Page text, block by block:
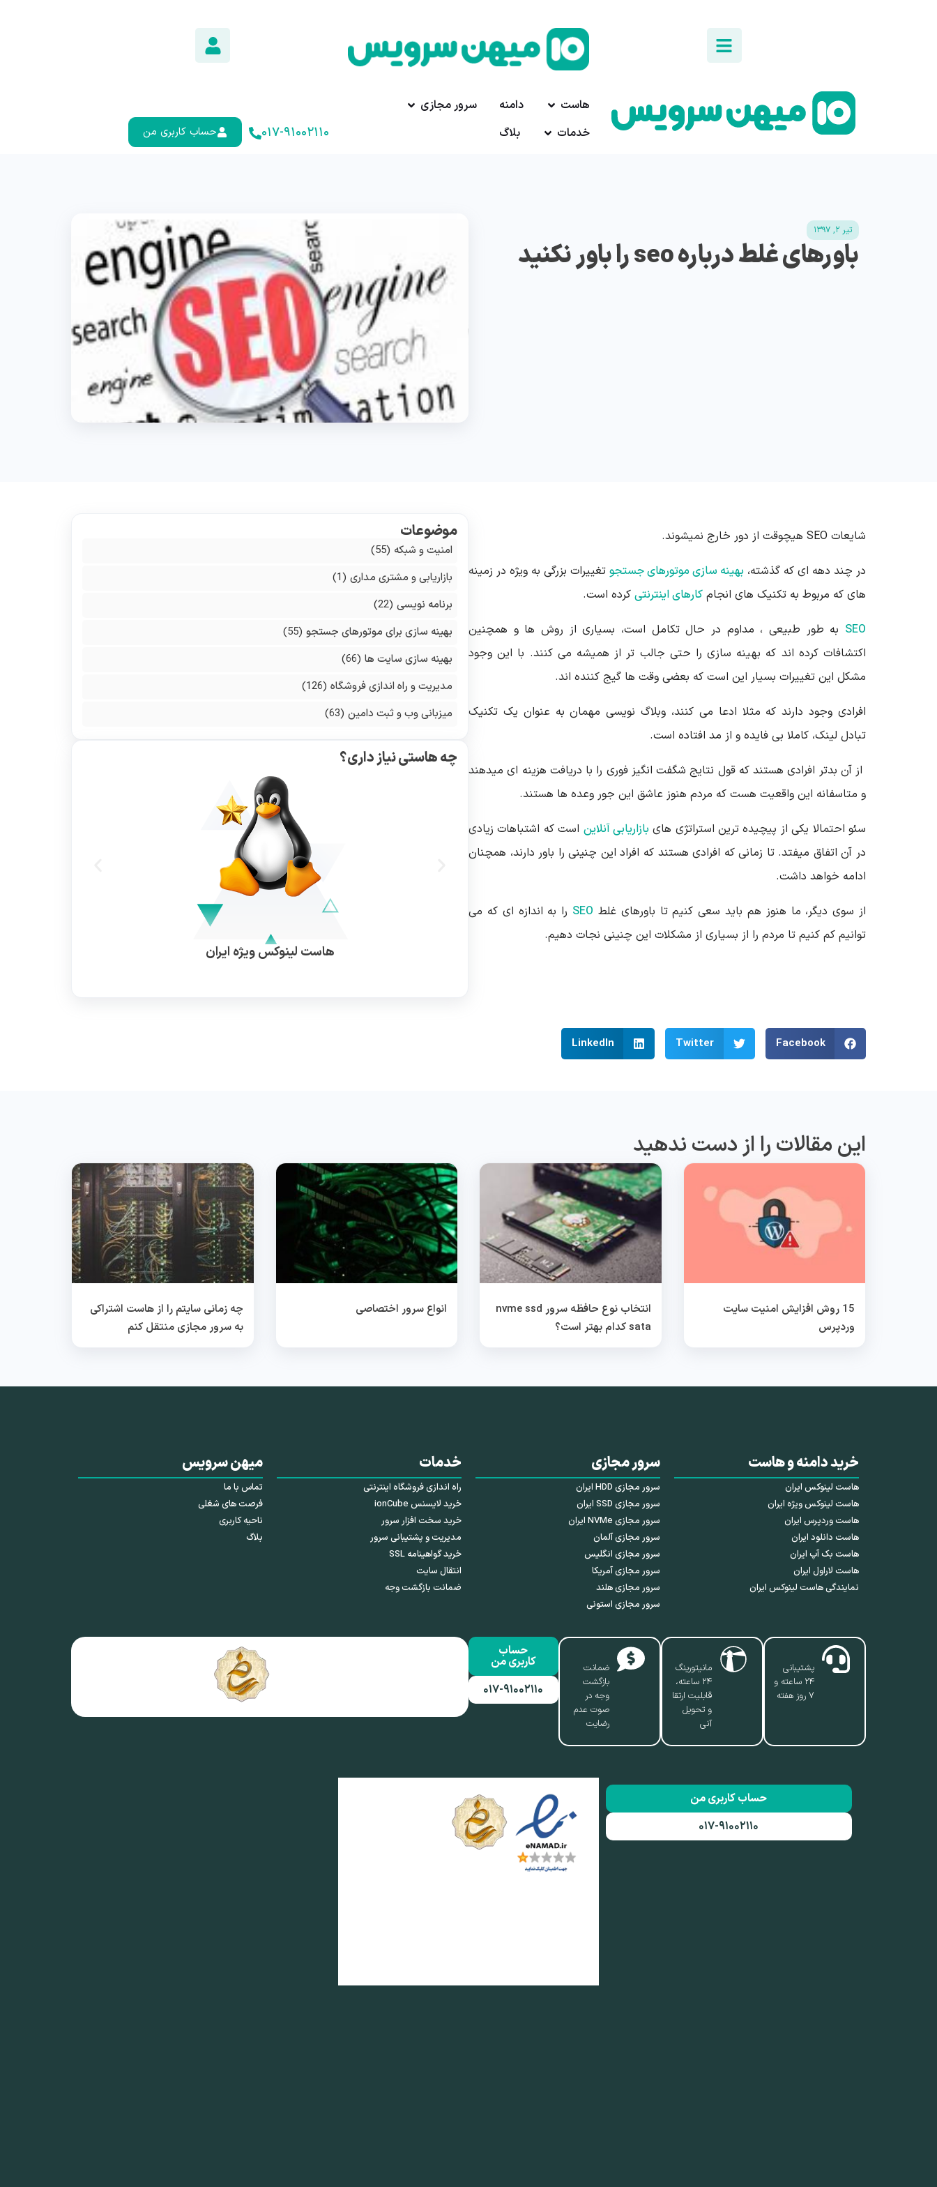
هاست دامنه
سرور مجازی
خدمات
بلاگ ۰۱۷-۹۱۰۰۲۱۱۰ حساب کاربری من
تیر ۲, ۱۳۹۷
باورهای غلط درباره seo را باور نکنید
شایعات SEO هیچوقت از دور خارج نمیشوند.
در چند دهه ای که گذشته، بهینه سازی موتورهای جستجو تغییرات بزرگی به ویژه در زمینه
های که مربوط به تکنیک های انجام کارهای اینترنتی کرده است.
SEO به طور طبیعی ، مداوم در حال تکامل است، بسیاری از روش ها و همچنین
اکتشافات کرده اند که بهینه سازی را حتی جالب تر از همیشه می کنند. با این وجود
مشکل این تغییرات بسیار این است که بعضی وقت ها گیج کننده اند.
افرادی وجود دارند که مثلا ادعا می کنند، وبلاگ نویسی مهمان به عنوان یک تکنیک
تبادل لینک، کاملا بی فایده و از مد افتاده است.
از آن بدتر افرادی هستند که قول نتایج شگفت انگیز فوری را با دریافت هزینه ای میدهند
و متاسفانه این واقعیت هست که مردم هنوز عاشق این جور وعده ها هستند.
سئو احتمالا یکی از پیچیده ترین استراتژی های بازاریابی آنلاین است که اشتباهات زیادی
در آن اتفاق میفتد. تا زمانی که افرادی هستند که افراد این چنینی را باور دارند، همچنان
ادامه خواهد داشت.
از سوی دیگر، ما هنوز هم باید سعی کنیم تا باورهای غلط SEO را به اندازه ای که می
توانیم کم کنیم تا مردم را از بسیاری از مشکلات این چنینی نجات دهیم.
Facebook
Twitter
LinkedIn
موضوعات
امنیت و شبکه (55)
بازاریابی و مشتری مداری (1)
برنامه نویسی (22)
بهینه سازی برای موتورهای جستجو (55)
بهینه سازی سایت ها (66)
مدیریت و راه اندازی فروشگاه (126)
میزبانی وب و ثبت دامین (63)
چه هاستی نیاز داری؟
هاست لینوکس ویژه ایران
این مقالات را از دست ندهید
15 روش افزایش امنیت سایت
وردپرس
انتخاب نوع حافظه سرور nvme ssd
sata کدام بهتر است؟
انواع سرور اختصاصی
چه زمانی سایتم را از هاست اشتراکی
به سرور مجازی منتقل کنم
خرید دامنه و هاست
هاست لینوکس ایران
هاست لینوکس ویژه ایران
هاست وردپرس ایران
هاست دانلود ایران
هاست بک آپ ایران
هاست لاراول ایران
نمایندگی هاست لینوکس ایران
سرور مجازی
سرور مجازی HDD ایران
سرور مجازی SSD ایران
سرور مجازی NVMe ایران
سرور مجازی آلمان
سرور مجازی انگلیس
سرور مجازی آمریکا
سرور مجازی هلند
سرور مجازی استونی
خدمات
راه اندازی فروشگاه اینترنتی
خرید لایسنس ionCube
خرید سخت افزار سرور
مدیریت و پشتیبانی سرور
خرید گواهینامه SSL
انتقال سایت
ضمانت بازگشت وجه
میهن سرویس
تماس با ما
فرصت های شغلی
ناحیه کاربری
بلاگ
پشتیبانی
۲۴ ساعته و
۷ روز هفته
مانیتورینگ
۲۴ ساعته،
قابلیت ارتقا
و تحویل
آنی
ضمانت
بازگشت
وجه در
صوت عدم
رضایت
حساب
کاربری من
۰۱۷-۹۱۰۰۲۱۱۰
حساب کاربری من
۰۱۷-۹۱۰۰۲۱۱۰